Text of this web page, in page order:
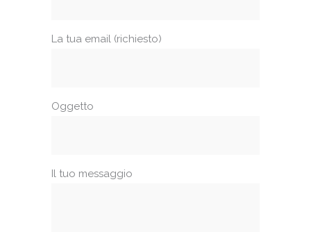
La tua email (richiesto)
Oggetto
Il tuo messaggio